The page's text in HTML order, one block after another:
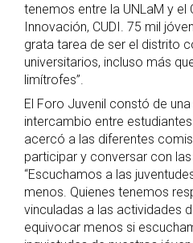
tenemos entre la UNLaM y el
Innovación, CUDI. 75 mil
grata tarea de ser el distrito
universitarios, incluso más
limítrofes”.
El Foro Juvenil constó de
intercambio entre
acercó a las diferentes
participar y conversar con
“Escuchamos a las
menos. Quienes tenemos
vinculadas a las actividades
equivocar menos si